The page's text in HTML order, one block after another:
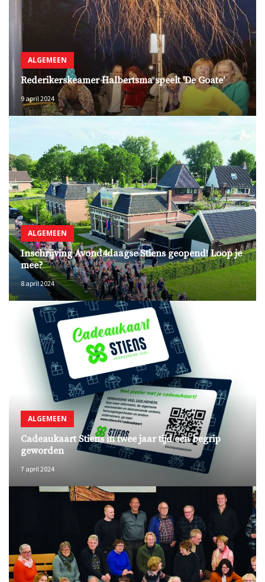
ALGEMEEN
Rederikerskeamer Halbertsma speelt 'De Goate'
9 april 2024
ALGEMEEN
Inschrijving Avond4daagse Stiens geopend! Loop je
mee?
8 april 2024
ALGEMEEN
Cadeaukaart Stiens in twee jaar tijd een begrip
geworden
7 april 2024